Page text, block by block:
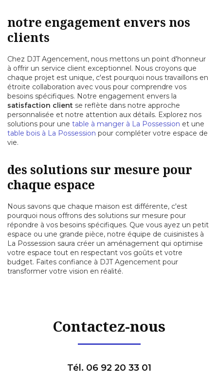
notre engagement envers nos
clients
Chez DJT Agencement, nous mettons un point d'honneur
à offrir un service client exceptionnel. Nous croyons que
chaque projet est unique, c'est pourquoi nous travaillons en
étroite collaboration avec vous pour comprendre vos
besoins spécifiques. Notre engagement envers la
satisfaction client se reflète dans notre approche
personnalisée et notre attention aux détails. Explorez nos
solutions pour une table à manger à La Possession et une
table bois à La Possession pour compléter votre espace de
vie.
des solutions sur mesure pour
chaque espace
Nous savons que chaque maison est différente, c'est
pourquoi nous offrons des solutions sur mesure pour
répondre à vos besoins spécifiques. Que vous ayez un petit
espace ou une grande pièce, notre équipe de cuisinistes à
La Possession saura créer un aménagement qui optimise
votre espace tout en respectant vos goûts et votre
budget. Faites confiance à DJT Agencement pour
transformer votre vision en réalité.
Contactez-nous
Tél. 06 92 20 33 01